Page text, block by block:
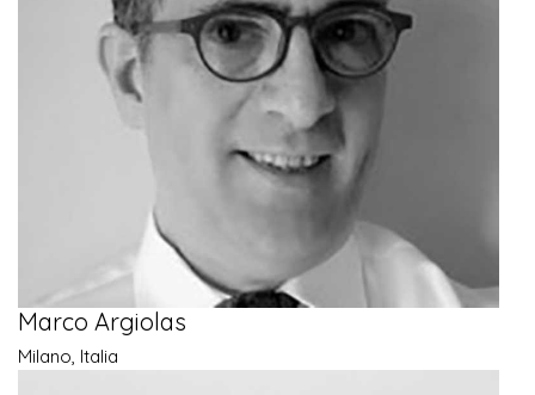
Marco Argiolas
Milano, Italia